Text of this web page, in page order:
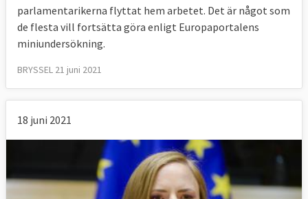
parlamentarikerna flyttat hem arbetet. Det är något som
de flesta vill fortsätta göra enligt Europaportalens
miniundersökning.
BRYSSEL 21 juni 2021
18 juni 2021